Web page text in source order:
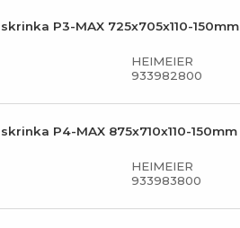
P3-MAX 725x705x110-150mm
HEIMEIER
933982800
P4-MAX 875x710x110-150mm
HEIMEIER
933983800